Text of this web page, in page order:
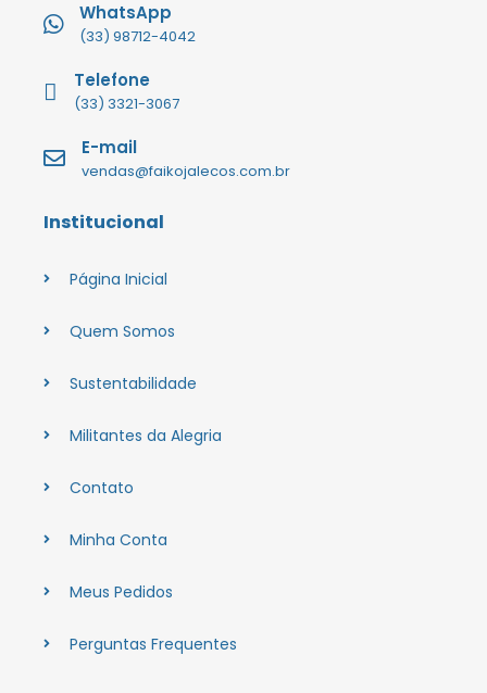
WhatsApp
(33) 98712-4042
Telefone
(33) 3321-3067
E-mail
vendas@faikojalecos.com.br
Institucional
Página Inicial
Quem Somos
Sustentabilidade
Militantes da Alegria
Contato
Minha Conta
Meus Pedidos
Perguntas Frequentes